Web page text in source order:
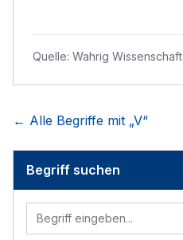
Quelle: Wahrig
← Alle Begriffe mit „V“
Begriff suchen